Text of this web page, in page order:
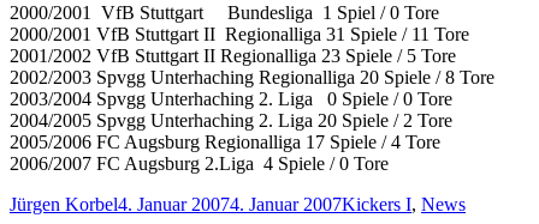
2000/2001 VfB Stuttgart Bundesliga 1 Spiel / 0 Tore
2000/2001 VfB Stuttgart II Regionalliga 31 Spiele / 11 Tore
2001/2002 VfB Stuttgart II Regionalliga 23 Spiele / 5 Tore
2002/2003 Spvgg Unterhaching Regionalliga 20 Spiele / 8 Tore
2003/2004 Spvgg Unterhaching 2. Liga 0 Spiele / 0 Tore
2004/2005 Spvgg Unterhaching 2. Liga 20 Spiele / 2 Tore
2005/2006 FC Augsburg Regionalliga 17 Spiele / 4 Tore
2006/2007 FC Augsburg 2.Liga 4 Spiele / 0 Tore
Autor
Jürgen KorbelVeröffentlicht
4. Januar 20074. Januar 2007Kategorien
Kickers I, News